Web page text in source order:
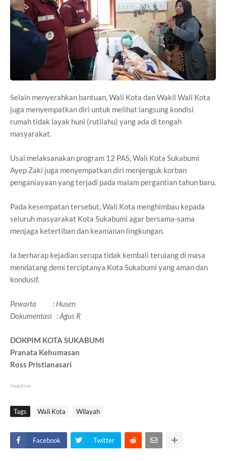
Selain menyerahkan bantuan, Wali Kota dan Wakil Wali Kota
juga menyempatkan diri untuk melihat langsung kondisi
rumah tidak layak huni (rutilahu) yang ada di tengah
masyarakat.
Usai melaksanakan program 12 PAS, Wali Kota Sukabumi
Ayep Zaki juga menyempatkan diri menjenguk korban
penganiayaan yang terjadi pada malam pergantian tahun baru.
Pada kesempatan tersebut, Wali Kota menghimbau kepada
seluruh masyarakat Kota Sukabumi agar bersama-sama
menjaga ketertiban dan keamanan lingkungan.
Ia berharap kejadian serupa tidak kembali terulang di masa
mendatang demi terciptanya Kota Sukabumi yang aman dan
kondusif.
Pewarta : Husen
Dokumentasi : Agus R
DOKPIM KOTA SUKABUMI
Pranata Kehumasan
Ross Pristianasari
Headline
Tags Wali Kota Wilayah
Facebook Twitter